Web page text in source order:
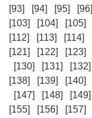
[93]
[94] [95] [96]
[103]
[104] [105]
[112]
[113] [114]
[121]
[122] [123]
[130]
[131] [132]
[138]
[139] [140]
[147]
[148] [149]
[155]
[156] [157]